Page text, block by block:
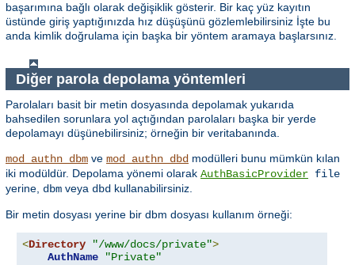
başarımına bağlı olarak değişiklik gösterir. Bir kaç yüz kayıtın
üstünde giriş yaptığınızda hız düşüşünü gözlemlebilirsiniz İşte bu
anda kimlik doğrulama için başka bir yöntem aramaya başlarsınız.
Diğer parola depolama yöntemleri
Parolaları basit bir metin dosyasında depolamak yukarıda
bahsedilen sorunlara yol açtığından parolaları başka bir yerde
depolamayı düşünebilirsiniz; örneğin bir veritabanında.
mod_authn_dbm ve mod_authn_dbd modülleri bunu mümkün kılan
iki modüldür. Depolama yönemi olarak AuthBasicProvider file
yerine, dbm veya dbd kullanabilirsiniz.
Bir metin dosyası yerine bir dbm dosyası kullanım örneği:
<Directory "/www/docs/private">
AuthName
"Private"